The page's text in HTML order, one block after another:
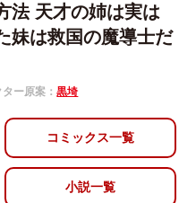
法 天才の姉は実は
妹は救国の魔導士だ
ター原案：黒埼
コミックス一覧
小説一覧